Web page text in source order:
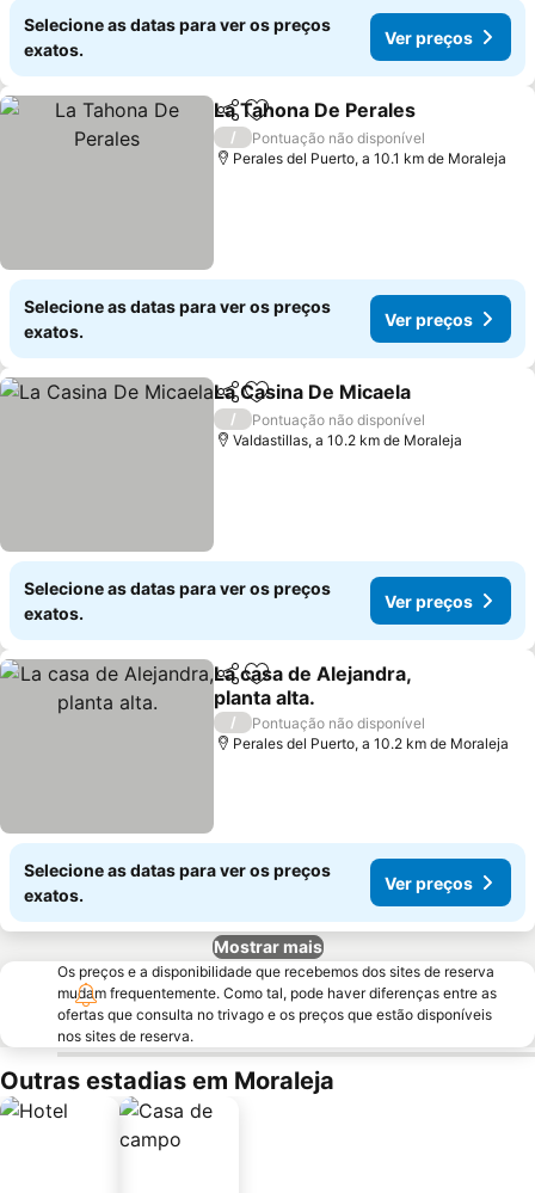
Selecione as datas para ver os preços
exatos.
Ver preços
PartilharAdicionar aos favoritos
La Tahona De Perales
/
Pontuação não disponível
Perales del Puerto, a 10.1 km de Moraleja
Selecione as datas para ver os preços
exatos.
Ver preços
PartilharAdicionar aos favoritos
La Casina De Micaela
/
Pontuação não disponível
Valdastillas, a 10.2 km de Moraleja
Selecione as datas para ver os preços
exatos.
Ver preços
PartilharAdicionar aos favoritos
La casa de Alejandra,
planta alta.
/
Pontuação não disponível
Perales del Puerto, a 10.2 km de Moraleja
Selecione as datas para ver os preços
exatos.
Ver preços
Mostrar mais
Os preços e a disponibilidade que recebemos dos sites de reserva
mudam frequentemente. Como tal, pode haver diferenças entre as
ofertas que consulta no trivago e os preços que estão disponíveis
nos sites de reserva.
Outras estadias em Moraleja